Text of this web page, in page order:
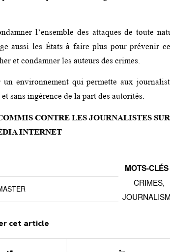
l’ensemble des attaques de toute
aussi les États à faire plus pour prévenir
et condamner les auteurs des crimes.
environnement qui permette aux
sans ingérence de la part des autorités.
CONTRE LES JOURNALISTES SUR
INTERNET
MOTS-
CRIMES,
cet article